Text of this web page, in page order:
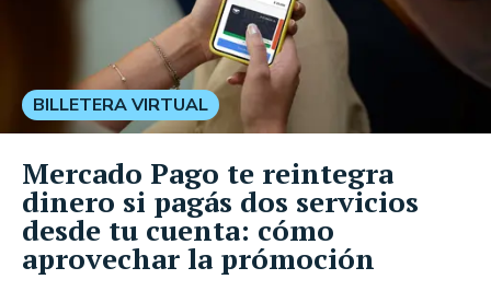
BILLETERA VIRTUAL
Mercado Pago te reintegra
dinero si pagás dos servicios
desde tu cuenta: cómo
aprovechar la prómoción